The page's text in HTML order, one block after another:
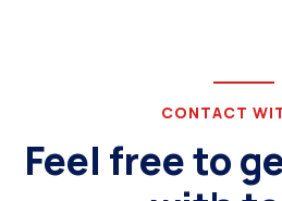
CONTACT
Feel free to